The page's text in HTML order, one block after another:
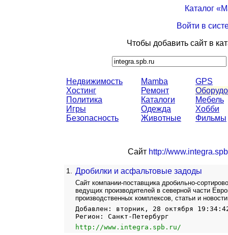
Каталог
Войти в
Чтобы добавить сайт в
Недвижимость
Хостинг
Политика
Игры
Безопасность
Mamba
Ремонт
Каталоги
Одежда
Животные
GPS
Мебель
Хобби
Фильмы
Сайт http://
1. Дробилки и асфальтовые задоды
Сайт компании-поставщика дробильно-
ведущих производителей в северной части
производственных комплексов, статьи и
Добавлен: вторник, 28 октября
Регион: Санкт-Петербург
http://www.integra.spb.ru/